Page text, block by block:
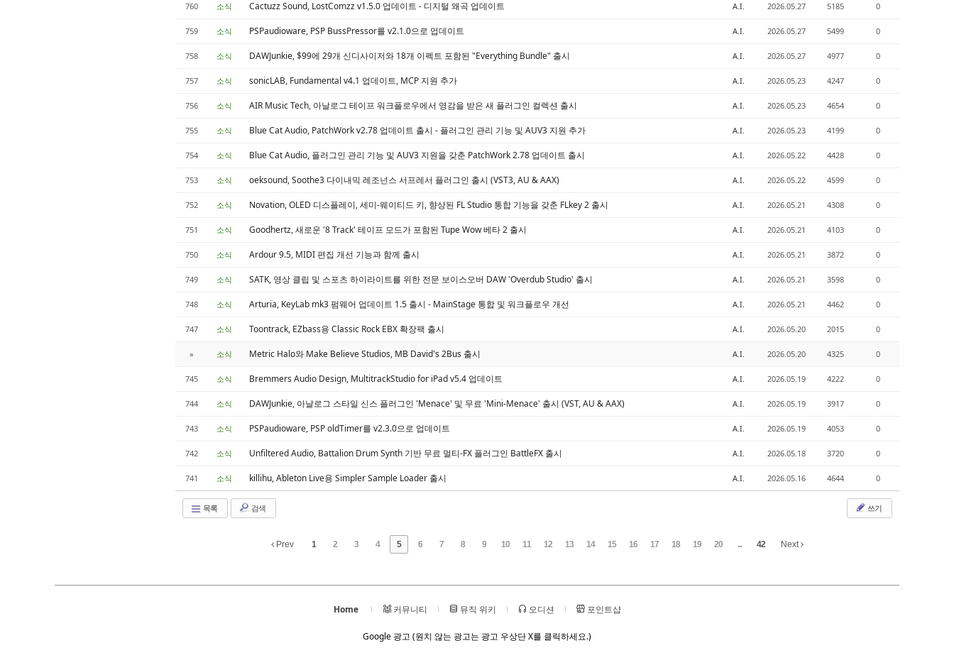
760 소식 Cactuzz Sound, LostComzz v1.5.0 업데이트 - 디지털 왜곡 업데이트 A.I. 2026.05.27 5185 0
759 소식 PSPaudioware, PSP BussPressor를 v2.1.0으로 업데이트 A.I. 2026.05.27 5499 0
758 소식 DAWJunkie, $99에 29개 신디사이저와 18개 이펙트 포함된 "Everything Bundle" 출시 A.I. 2026.05.27 4977 0
757 소식 sonicLAB, Fundamental v4.1 업데이트, MCP 지원 추가 A.I. 2026.05.23 4247 0
756 소식 AIR Music Tech, 아날로그 테이프 워크플로우에서 영감을 받은 새 플러그인 컬렉션 출시 A.I. 2026.05.23 4654 0
755 소식 Blue Cat Audio, PatchWork v2.78 업데이트 출시 - 플러그인 관리 기능 및 AUV3 지원 추가 A.I. 2026.05.23 4199 0
754 소식 Blue Cat Audio, 플러그인 관리 기능 및 AUV3 지원을 갖춘 PatchWork 2.78 업데이트 출시 A.I. 2026.05.22 4428 0
753 소식 oeksound, Soothe3 다이내믹 레조넌스 서프레서 플러그인 출시 (VST3, AU & AAX) A.I. 2026.05.22 4599 0
752 소식 Novation, OLED 디스플레이, 세미-웨이티드 키, 향상된 FL Studio 통합 기능을 갖춘 FLkey 2 출시 A.I. 2026.05.21 4308 0
751 소식 Goodhertz, 새로운 '8 Track' 테이프 모드가 포함된 Tupe Wow 베타 2 출시 A.I. 2026.05.21 4103 0
750 소식 Ardour 9.5, MIDI 편집 개선 기능과 함께 출시 A.I. 2026.05.21 3872 0
749 소식 SATK, 영상 클립 및 스포츠 하이라이트를 위한 전문 보이스오버 DAW 'Overdub Studio' 출시 A.I. 2026.05.21 3598 0
748 소식 Arturia, KeyLab mk3 펌웨어 업데이트 1.5 출시 - MainStage 통합 및 워크플로우 개선 A.I. 2026.05.21 4462 0
747 소식 Toontrack, EZbass용 Classic Rock EBX 확장팩 출시 A.I. 2026.05.20 2015 0
» 소식 Metric Halo와 Make Believe Studios, MB David's 2Bus 출시 A.I. 2026.05.20 4325 0
745 소식 Bremmers Audio Design, MultitrackStudio for iPad v5.4 업데이트 A.I. 2026.05.19 4222 0
744 소식 DAWJunkie, 아날로그 스타일 신스 플러그인 'Menace' 및 무료 'Mini-Menace' 출시 (VST, AU & AAX) A.I. 2026.05.19 3917 0
743 소식 PSPaudioware, PSP oldTimer를 v2.3.0으로 업데이트 A.I. 2026.05.19 4053 0
742 소식 Unfiltered Audio, Battalion Drum Synth 기반 무료 멀티-FX 플러그인 BattleFX 출시 A.I. 2026.05.18 3720 0
741 소식 killihu, Ableton Live용 Simpler Sample Loader 출시 A.I. 2026.05.16 4644 0
목록 검색 쓰기
Prev 1 2 3 4 5 6 7 8 9 10 11 12 13 14 15 16 17 18 19 20 ... 42 Next
Home 커뮤니티 뮤직 위키 오디션 포인트샵
Google 광고 (원치 않는 광고는 광고 우상단 X를 클릭하세요.)